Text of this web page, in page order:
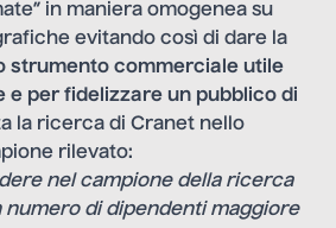
in maniera omogenea su
evitando così di dare la
strumento commerciale utile
e per fidelizzare un pubblico di
la ricerca di Cranet nello
rilevato:
nel campione della ricerca
numero di dipendenti maggiore